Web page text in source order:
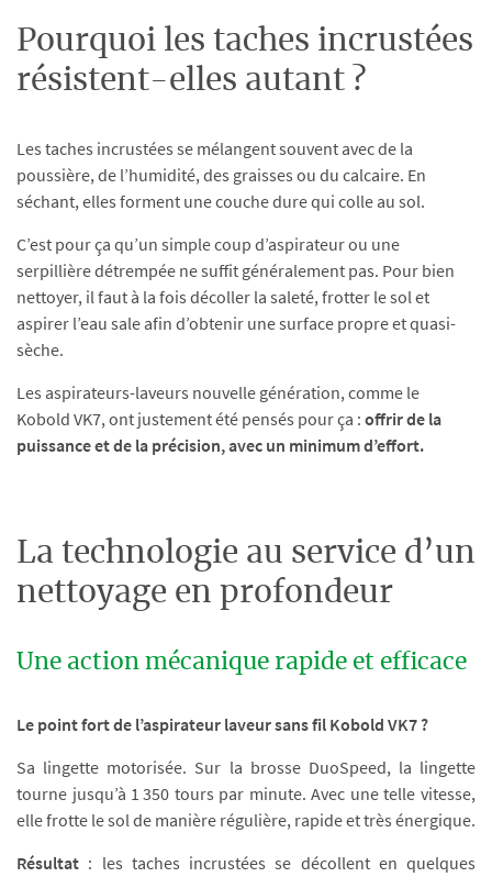
Pourquoi les taches incrustées
résistent-elles autant ?
Les taches incrustées se mélangent souvent avec de la
poussière, de l’humidité, des graisses ou du calcaire. En
séchant, elles forment une couche dure qui colle au sol.
C’est pour ça qu’un simple coup d’aspirateur ou une
serpillière détrempée ne suffit généralement pas. Pour bien
nettoyer, il faut à la fois décoller la saleté, frotter le sol et
aspirer l’eau sale afin d’obtenir une surface propre et quasi-
sèche.
Les aspirateurs-laveurs nouvelle génération, comme le
Kobold VK7, ont justement été pensés pour ça : offrir de la
puissance et de la précision, avec un minimum d’effort.
La technologie au service d’un
nettoyage en profondeur
Une action mécanique rapide et efficace
Le point fort de l’aspirateur laveur sans fil Kobold VK7 ?
Sa lingette motorisée. Sur la brosse DuoSpeed, la lingette
tourne jusqu’à 1 350 tours par minute. Avec une telle vitesse,
elle frotte le sol de manière régulière, rapide et très énergique.
Résultat : les taches incrustées se décollent en quelques